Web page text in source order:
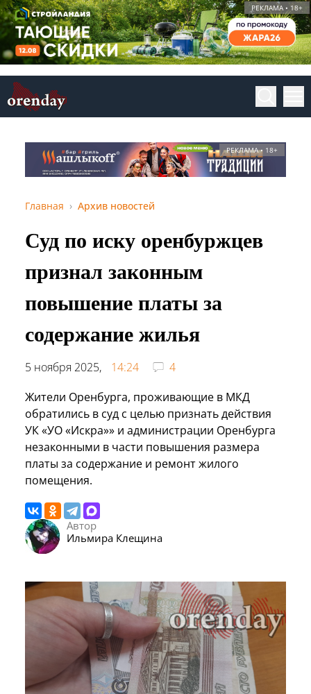
РЕКЛАМА • 18+
РЕКЛАМА • 18+
Главная Архив новостей
Суд по иску оренбуржцев
признал законным
повышение платы за
содержание жилья
5 ноября 2025, 14:24
4
Жители Оренбурга, проживающие в МКД
обратились в суд с целью признать действия
УК «УО «Искра»» и администрации Оренбурга
незаконными в части повышения размера
платы за содержание и ремонт жилого
помещения.
Автор
Ильмира Клещина